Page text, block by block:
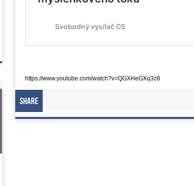
https://www.youtube.com/watch?v=QGXHeGXq3z8
Share